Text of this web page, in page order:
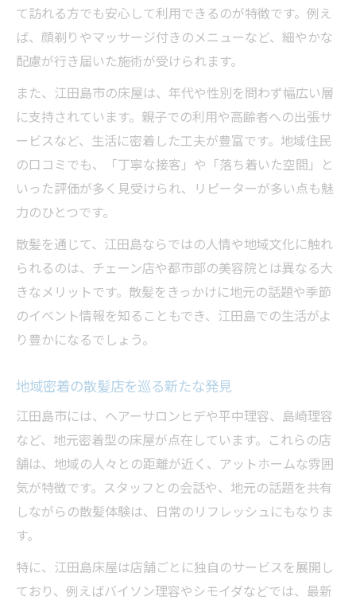
て訪れる方でも安心して利用できるのが特徴です。例え
ば、顔剃りやマッサージ付きのメニューなど、細やかな
配慮が行き届いた施術が受けられます。
また、江田島市の床屋は、年代や性別を問わず幅広い層
に支持されています。親子での利用や高齢者への出張サ
ービスなど、生活に密着した工夫が豊富です。地域住民
の口コミでも、「丁寧な接客」や「落ち着いた空間」と
いった評価が多く見受けられ、リピーターが多い点も魅
力のひとつです。
散髪を通じて、江田島ならではの人情や地域文化に触れ
られるのは、チェーン店や都市部の美容院とは異なる大
きなメリットです。散髪をきっかけに地元の話題や季節
のイベント情報を知ることもでき、江田島での生活がよ
り豊かになるでしょう。
地域密着の散髪店を巡る新たな発見
江田島市には、ヘアーサロンヒデや平中理容、島崎理容
など、地元密着型の床屋が点在しています。これらの店
舗は、地域の人々との距離が近く、アットホームな雰囲
気が特徴です。スタッフとの会話や、地元の話題を共有
しながらの散髪体験は、日常のリフレッシュにもなりま
す。
特に、江田島床屋は店舗ごとに独自のサービスを展開し
ており、例えばバイソン理容やシモイダなどでは、最新